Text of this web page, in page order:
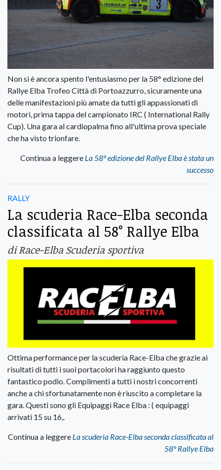
Non si è ancora spento l'entusiasmo per la 58° edizione del
Rallye Elba Trofeo Città di Portoazzurro, sicuramente una
delle manifestazioni più amate da tutti gli appassionati di
motori, prima tappa del campionato IRC ( International Rally
Cup). Una gara al cardiopalma fino all'ultima prova speciale
che ha visto trionfare.
Continua a leggere La 58° edizione del Rallye Elba è stata un
successo
RALLY
La scuderia Race-Elba seconda
classificata al 58° Rallye Elba
di Race-Elba Scuderia sportiva
Ottima performance per la scuderia Race-Elba che grazie ai
risultati di tutti i suoi portacolori ha raggiunto questo
fantastico podio. Complimenti a tutti i nostri concorrenti
anche a chi sfortunatamente non è riuscito a completare la
gara. Questi sono gli Equipaggi Race Elba : ( equipaggi
arrivati 15 su 16,.
Continua a leggere La scuderia Race-Elba seconda classificata al
58° Rallye Elba